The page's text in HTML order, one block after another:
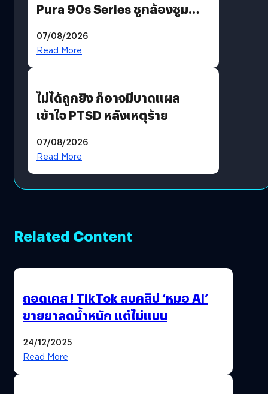
Pura 90s Series ชูกล้องซูม
07/08/2026
Read More
ไม่ได้ถูกยิง ก็อาจมีบาดแผล
เข้าใจ PTSD หลังเหตุร้าย
07/08/2026
Read More
Related Content
ถอดเคส ! TikTok ลบคลิป ‘หมอ AI’
ขายยาลดน้ำหนัก แต่ไม่แบน
24/12/2025
Read More